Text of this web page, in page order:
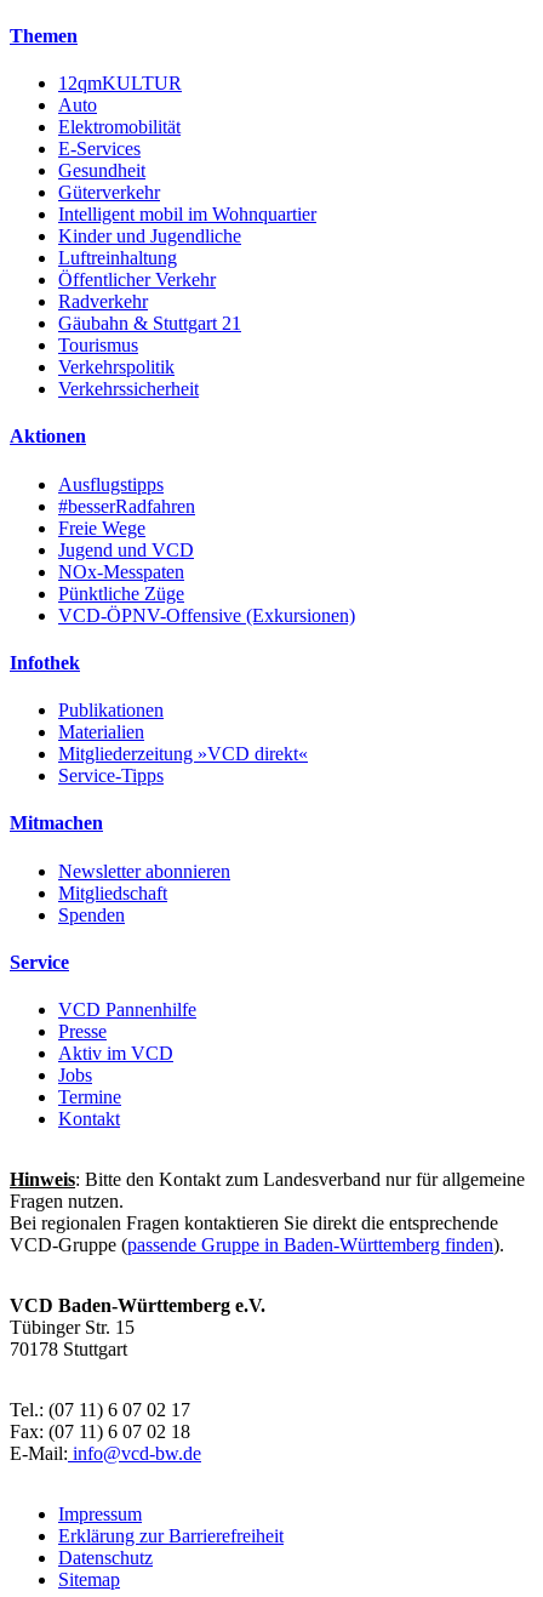
Themen
12qmKULTUR
Auto
Elektromobilität
E-Services
Gesundheit
Güterverkehr
Intelligent mobil im Wohnquartier
Kinder und Jugendliche
Luftreinhaltung
Öffentlicher Verkehr
Radverkehr
Gäubahn & Stuttgart 21
Tourismus
Verkehrspolitik
Verkehrssicherheit
Aktionen
Ausflugstipps
#besserRadfahren
Freie Wege
Jugend und VCD
NOx-Messpaten
Pünktliche Züge
VCD-ÖPNV-Offensive (Exkursionen)
Infothek
Publikationen
Materialien
Mitgliederzeitung »VCD direkt«
Service-Tipps
Mitmachen
Newsletter abonnieren
Mitgliedschaft
Spenden
Service
VCD Pannenhilfe
Presse
Aktiv im VCD
Jobs
Termine
Kontakt
Hinweis: Bitte den Kontakt zum Landesverband nur für allgemeine
Fragen nutzen.
Bei regionalen Fragen kontaktieren Sie direkt die entsprechende
VCD-Gruppe (passende Gruppe in Baden-Württemberg finden).
VCD Baden-Württemberg e.V.
Tübinger Str. 15
70178 Stuttgart
Tel.: (07 11) 6 07 02 17
Fax: (07 11) 6 07 02 18
E-Mail: info@vcd-bw.de
Impressum
Erklärung zur Barrierefreiheit
Datenschutz
Sitemap